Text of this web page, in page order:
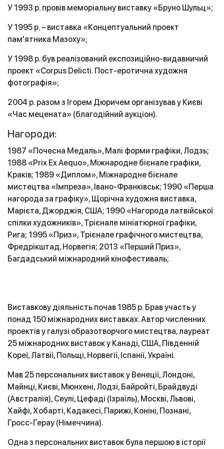
У 1993 р. провів меморіальну виставку «Бруно Шульц»;
У 1995 р. – виставка «Концептуальний проект
пам'ятника Мазоху»;
У 1998 р. був реалізований експозиційно-видавничий
проект «Corpus Delicti. Пост-еротична художня
фотографія»;
2004 р. разом з Ігорем Дюричем організував у Києві
«Час мецената» (благодійний аукціон).
Нагороди:
1987 «Почесна Медаль», Малі форми графіки, Лодзь;
1988 «Prix Ex Aequo», Міжнародне бієнале графіки,
Краків; 1989 «Диплом», Міжнародне бієнале
мистецтва «Імпреза», Івано-Франківськ; 1990 «Перша
нагорода за графіку», Щорічна художня виставка,
Марієта, Джорджія, США; 1990 «Нагорода латвійської
спілки художників», Трієнале мініатюрної графіки,
Рига; 1995 «Приз», Трієнале графічного мистецтва,
Фредрікштад, Норвегія; 2013 «Перший Приз»,
Багдадський міжнародний кінофестиваль;
Виставкову діяльність почав 1985 р. Брав участь у
понад 150 міжнародних виставках. Автор численних
проектів у галузі образотворчого мистецтва, лауреат
25 міжнародних виставок у Канаді, США, Південній
Кореї, Латвії, Польщі, Норвегії, Іспанії, Україні.
Мав 25 персональних виставок у Венеції, Лондоні,
Майнці, Києві, Мюнхені, Лодзі, Байройті, Брайдвуді
(Австралія), Сеулі, Цефаді (Ізраїль), Москві, Львові,
Хайфі, Хобарті, Кадакесі, Парижі, Коніні, Познані,
Гросс-Герау (Німеччина).
Одна з персональних виставок була першою в історії